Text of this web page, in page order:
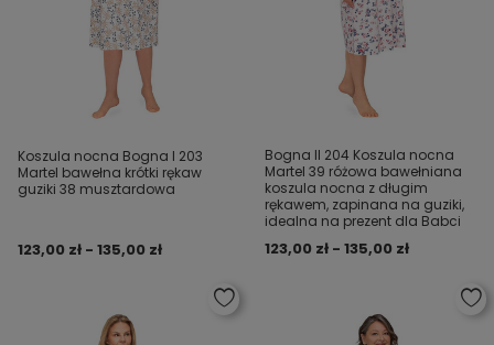
Koszula nocna Bogna I 203
Martel bawełna krótki rękaw
guziki 38 musztardowa
123,00 zł - 135,00 zł
Bogna II 204 Koszula nocna
Martel 39 różowa bawełniana
koszula nocna z długim
rękawem, zapinana na guziki,
idealna na prezent dla Babci
123,00 zł - 135,00 zł